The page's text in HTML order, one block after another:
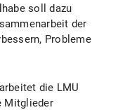
soll dazu
der
Probleme
die LMU
Mitglieder